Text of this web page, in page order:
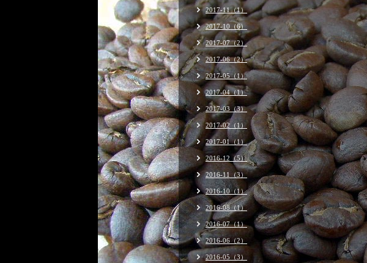
2017-11（1）
2017-10（6）
2017-07（2）
2017-06（2）
2017-05（1）
2017-04（1）
2017-03（3）
2017-02（1）
2017-01（1）
2016-12（5）
2016-11（3）
2016-10（1）
2016-08（1）
2016-07（1）
2016-06（2）
2016-05（3）